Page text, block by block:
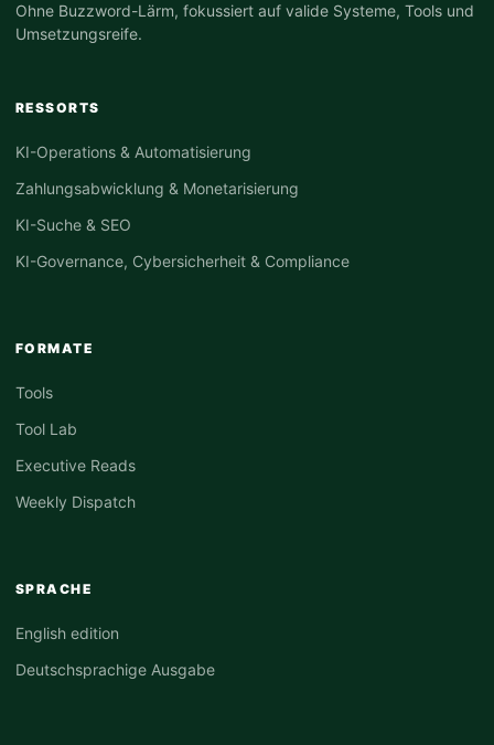
Ohne Buzzword-Lärm, fokussiert auf valide Systeme, Tools und
Umsetzungsreife.
RESSORTS
KI-Operations & Automatisierung
Zahlungsabwicklung & Monetarisierung
KI-Suche & SEO
KI-Governance, Cybersicherheit & Compliance
FORMATE
Tools
Tool Lab
Executive Reads
Weekly Dispatch
SPRACHE
English edition
Deutschsprachige Ausgabe